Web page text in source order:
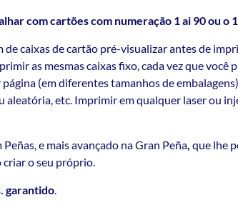
com cartões com numeração 1 ai 90 ou o
de caixas de cartão pré-visualizar antes de
as mesmas caixas fixo, cada vez que você
(em diferentes tamanhos de
aleatória, etc. Imprimir em qualquer laser ou
e mais avançado na Gran Peña, que lhe
o seu próprio.
garantido.